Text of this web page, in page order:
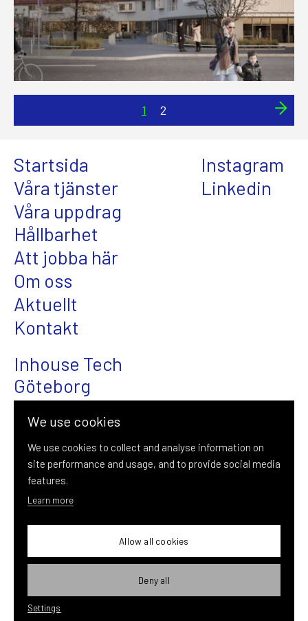
We use cookies
We use cookies to collect and analyse information on
site performance and usage, and to provide social media
features.
Learn more
Allow all cookies
Deny all
Settings
1 2
Startsida
Våra tjänster
Våra uppdrag
Hållbarhet
Att jobba här
Om oss
Aktuellt
Kontakt
Inhouse Tech
Göteborg
Magasinsgatan 22
411 18 Göteborg
031-376 08 00
info@inhousetech.se
Instagram
Linkedin
© Inhouse Tech Göteborg 2026 |